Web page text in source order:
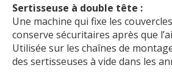
Sertisseuse à double tête :
Une machine qui fixe les
conserve sécuritaires après que
Utilisée sur les chaînes de
des sertisseuses à vide dans les